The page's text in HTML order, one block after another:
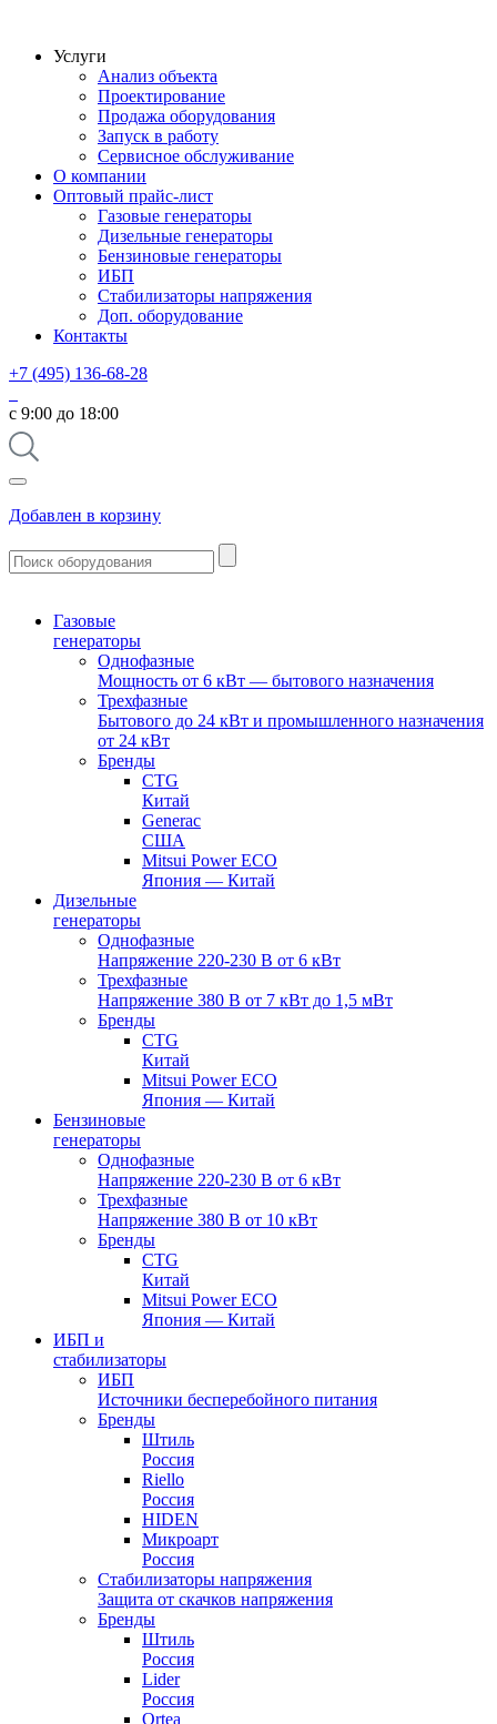
Услуги
Анализ объекта
Проектирование
Продажа оборудования
Запуск в работу
Сервисное обслуживание
О компании
Оптовый прайс-лист
Газовые генераторы
Дизельные генераторы
Бензиновые генераторы
ИБП
Стабилизаторы напряжения
Доп. оборудование
Контакты
+7 (495) 136-68-28
с 9:00 до 18:00
Добавлен в корзину
Газовые
генераторы
Однофазные
Мощность от 6 кВт — бытового назначения
Трехфазные
Бытового до 24 кВт и промышленного назначения
от 24 кВт
Бренды
CTG
Китай
Generac
США
Mitsui Power ECO
Япония — Китай
Дизельные
генераторы
Однофазные
Напряжение 220-230 В от 6 кВт
Трехфазные
Напряжение 380 В от 7 кВт до 1,5 мВт
Бренды
CTG
Китай
Mitsui Power ECO
Япония — Китай
Бензиновые
генераторы
Однофазные
Напряжение 220-230 В от 6 кВт
Трехфазные
Напряжение 380 В от 10 кВт
Бренды
CTG
Китай
Mitsui Power ECO
Япония — Китай
ИБП и
стабилизаторы
ИБП
Источники бесперебойного питания
Бренды
Штиль
Россия
Riello
Россия
HIDEN
Микроарт
Россия
Стабилизаторы напряжения
Защита от скачков напряжения
Бренды
Штиль
Россия
Lider
Россия
Ortea